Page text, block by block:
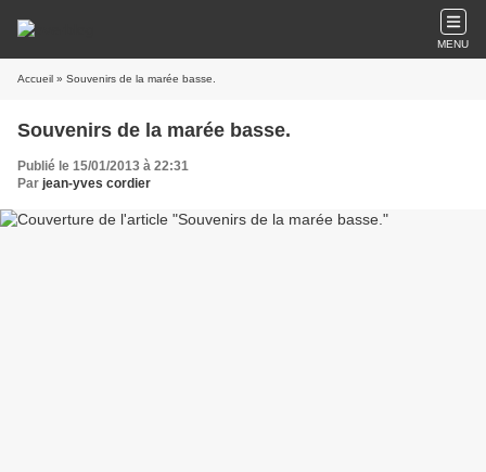
MENU
Accueil » Souvenirs de la marée basse.
Souvenirs de la marée basse.
Publié le 15/01/2013 à 22:31
Par jean-yves cordier